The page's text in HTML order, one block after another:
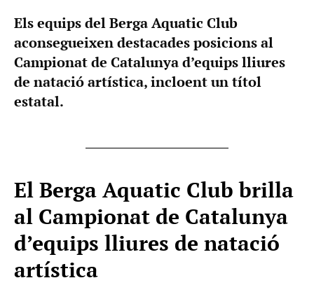
Els equips del Berga Aquatic Club
aconsegueixen destacades posicions al
Campionat de Catalunya d’equips lliures
de natació artística, incloent un títol
estatal.
El Berga Aquatic Club brilla
al Campionat de Catalunya
d’equips lliures de natació
artística